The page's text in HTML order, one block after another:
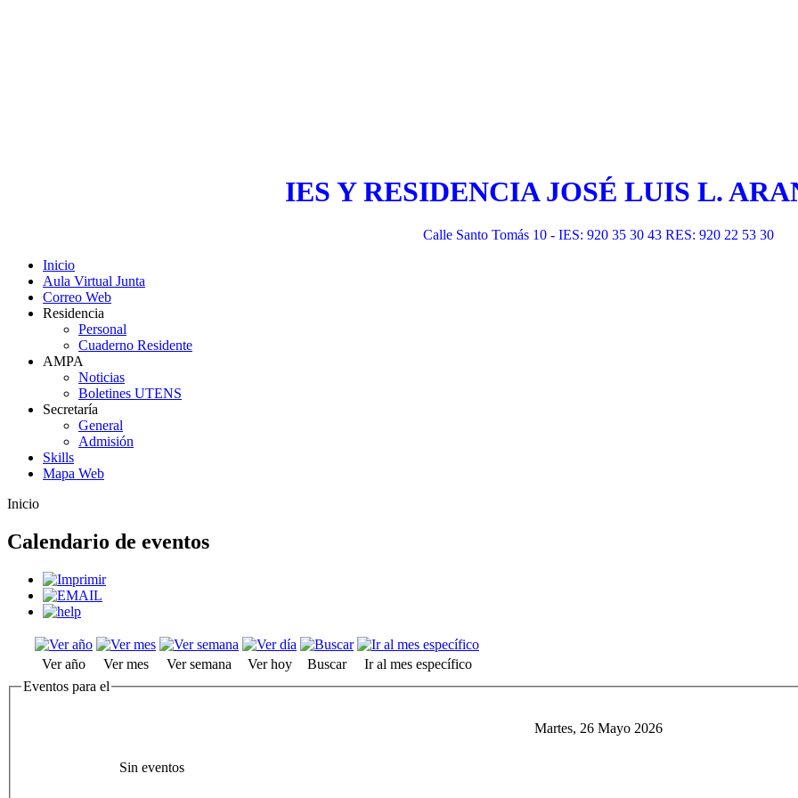
IES Y RESIDENCIA JOSÉ LUIS L.
Calle Santo Tomás 10 - IES: 920 35 30 43 RES: 920 22 53 30
Inicio
Aula Virtual Junta
Correo Web
Residencia
Personal
Cuaderno Residente
AMPA
Noticias
Boletines UTENS
Secretaría
General
Admisión
Skills
Mapa Web
Inicio
Calendario de eventos
Ver año Ver mes Ver semana Ver hoy Buscar
Ir al mes específico
Eventos para el
Martes, 26 Mayo 2026
Sin eventos